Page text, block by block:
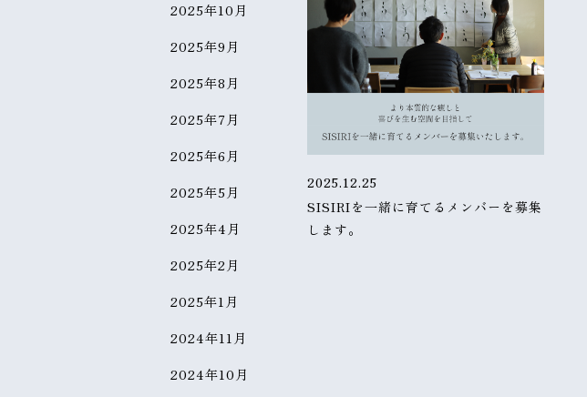
2025年10月
2025年9月
2025年8月
2025年7月
2025年6月
2025年5月
2025年4月
2025年2月
2025年1月
2024年11月
2024年10月
2025.12.25
SISIRIを一緒に育てるメンバーを募集
します。